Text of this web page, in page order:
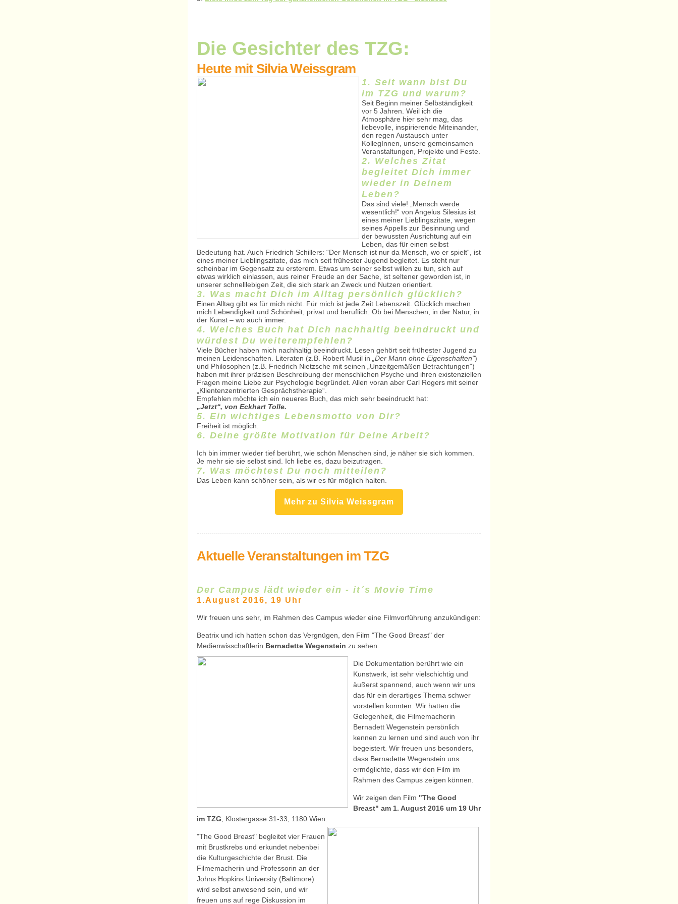
Die Gesichter des TZG:
Heute mit Silvia Weissgram
1. Seit wann bist Du
im TZG und warum?
Seit Beginn meiner Selbständigkeit
vor 5 Jahren. Weil ich die
Atmosphäre hier sehr mag, das
liebevolle, inspirierende Miteinander,
den regen Austausch unter
KollegInnen, unsere gemeinsamen
Veranstaltungen, Projekte und Feste.
2. Welches Zitat
begleitet Dich immer
wieder in Deinem
Leben?
Das sind viele! „Mensch werde
wesentlich!“ von Angelus Silesius ist
eines meiner Lieblingszitate, wegen
seines Appells zur Besinnung und
der bewussten Ausrichtung auf ein
Leben, das für einen selbst
Bedeutung hat. Auch Friedrich Schillers: “Der Mensch ist nur da Mensch, wo er spielt“, ist
eines meiner Lieblingszitate, das mich seit frühester Jugend begleitet. Es steht nur
scheinbar im Gegensatz zu ersterem. Etwas um seiner selbst willen zu tun, sich auf
etwas wirklich einlassen, aus reiner Freude an der Sache, ist seltener geworden ist, in
unserer schnelllebigen Zeit, die sich stark an Zweck und Nutzen orientiert.
3. Was macht Dich im Alltag persönlich glücklich?
Einen Alltag gibt es für mich nicht. Für mich ist jede Zeit Lebenszeit. Glücklich machen
mich Lebendigkeit und Schönheit, privat und beruflich. Ob bei Menschen, in der Natur, in
der Kunst – wo auch immer.
4. Welches Buch hat Dich nachhaltig beeindruckt und
würdest Du weiterempfehlen?
Viele Bücher haben mich nachhaltig beeindruckt. Lesen gehört seit frühester Jugend zu
meinen Leidenschaften. Literaten (z.B. Robert Musil in
„Der Mann ohne Eigenschaften")
und Philosophen (z.B. Friedrich Nietzsche mit seinen „Unzeitgemäßen Betrachtungen")
haben mit ihrer präzisen Beschreibung der menschlichen Psyche und ihren existenziellen
Fragen meine Liebe zur Psychologie begründet. Allen voran aber Carl Rogers mit seiner
„Klientenzentrierten Gesprächstherapie“.
Empfehlen möchte ich ein neueres Buch, das mich sehr beeindruckt hat:
„Jetzt“, von Eckhart Tolle.
5. Ein wichtiges Lebensmotto von Dir?
Freiheit ist möglich.
6. Deine größte Motivation für Deine Arbeit?
Ich bin immer wieder tief berührt, wie schön Menschen sind, je näher sie sich kommen.
Je mehr sie sie selbst sind. Ich liebe es, dazu beizutragen.
7. Was möchtest Du noch mitteilen?
Das Leben kann schöner sein, als wir es für möglich halten.
Mehr zu Silvia Weissgram
Aktuelle Veranstaltungen im TZG
Der Campus lädt wieder ein - it´s Movie Time
1.August 2016, 19 Uhr
Wir freuen uns sehr, im Rahmen des Campus wieder eine Filmvorführung anzukündigen:
Beatrix und ich hatten schon das Vergnügen, den Film "The Good Breast" der
Medienwisschaftlerin Bernadette Wegenstein zu sehen.
Die Dokumentation berührt wie ein
Kunstwerk, ist sehr vielschichtig und
äußerst spannend, auch wenn wir uns
das für ein derartiges Thema schwer
vorstellen konnten. Wir hatten die
Gelegenheit, die Filmemacherin
Bernadett Wegenstein persönlich
kennen zu lernen und sind auch von ihr
begeistert. Wir freuen uns besonders,
dass Bernadette Wegenstein uns
ermöglichte, dass wir den Film im
Rahmen des Campus zeigen können.
Wir zeigen den Film "The Good
Breast" am 1. August 2016 um 19 Uhr
im TZG , Klostergasse 31-33, 1180 Wien.
"The Good Breast" begleitet vier Frauen
mit Brustkrebs und erkundet nebenbei
die Kulturgeschichte der Brust. Die
Filmemacherin und Professorin an der
Johns Hopkins University (Baltimore)
wird selbst anwesend sein, und wir
freuen uns auf rege Diskussion im